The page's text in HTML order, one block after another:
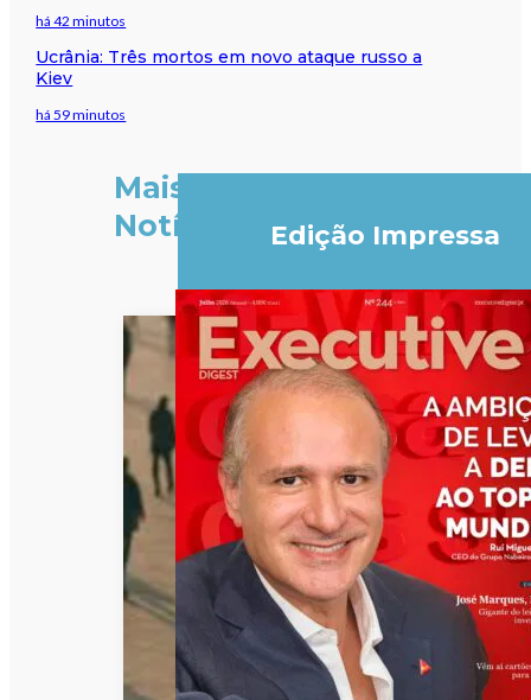
há 42 minutos
Ucrânia: Três mortos em novo ataque russo a
Kiev
há 59 minutos
Mais
Notícias
Edição Impressa